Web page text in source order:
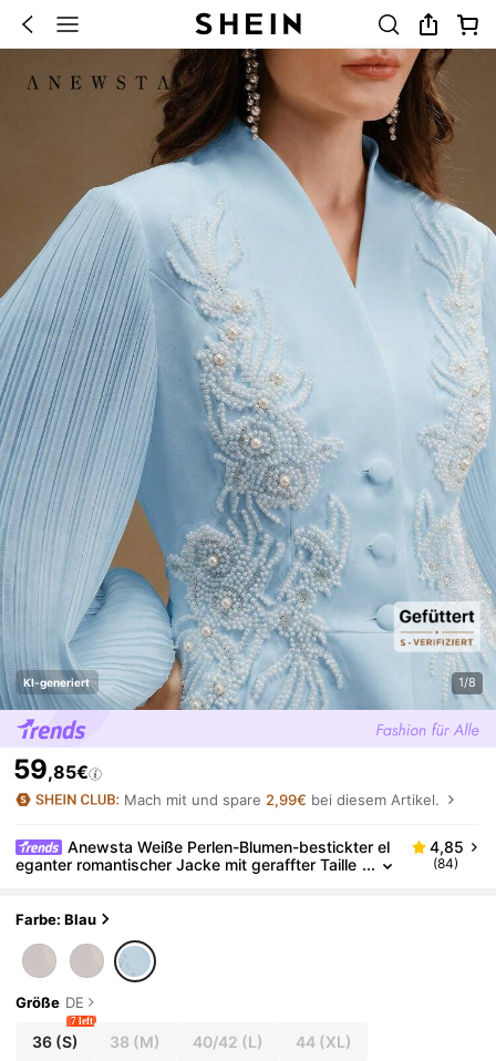
KI-generiert 1/8
59,85€
Mach mit und spare 2,99€ bei diesem Artikel.
Anewsta Weiße Perlen-Blumen-bestickter el
eganter romantischer Jacke mit geraffter Taille
4,85
(84)
Farbe: Blau
Größe DE
36(S)
7 left
38 (M) 40/42 (L) 44(XL)